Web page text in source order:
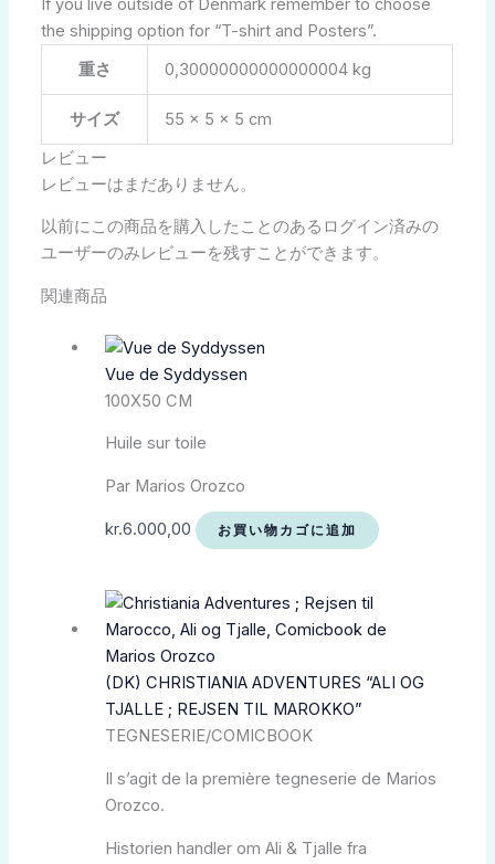
If you live outside of Denmark remember to choose
the shipping option for “T-shirt and Posters”.
重さ
0,30000000000000004 kg
サイズ
55 × 5 × 5 cm
レビュー
レビューはまだありません。
以前にこの商品を購入したことのあるログイン済みの
ユーザーのみレビューを残すことができます。
関連商品
Vue de Syddyssen
100X50 CM
Huile sur toile
Par Marios Orozco
kr.6.000,00 お買い物カゴに追加
(DK) CHRISTIANIA ADVENTURES “ALI OG
TJALLE ; REJSEN TIL MAROKKO”
TEGNESERIE/COMICBOOK
Il s’agit de la première tegneserie de Marios
Orozco.
Historien handler om Ali & Tjalle fra